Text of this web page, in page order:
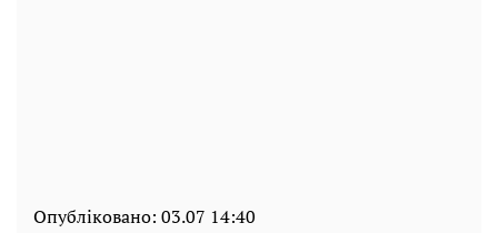
Опубліковано: 03.07 14:40